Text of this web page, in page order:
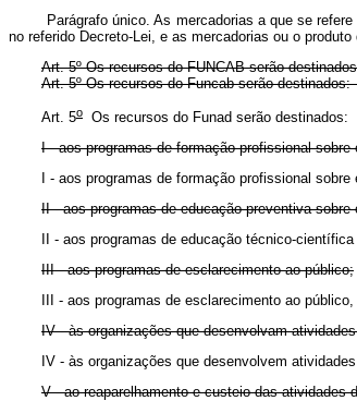
Parágrafo único. As mercadorias a que se refere
no referido Decreto-Lei, e as mercadorias ou o
Art. 5º Os recursos do FUNCAB serão
Art. 5º Os recursos do Funcab serão
Art. 5o Os recursos do Funad serão destinados:
I - aos programas de formação profissional
I - aos programas de formação profissional
II - aos programas de educação preventiva sobre
II - aos programas de educação técnico-
III - aos programas de esclarecimento ao público;
III - aos programas de esclarecimento ao
IV - às organizações que desenvolvam
IV - às organizações que desenvolvem
V - ao reaparelhamento e custeio das